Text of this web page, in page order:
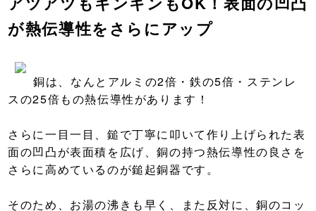
が熱伝導性をさらにアップ
銅は、なんとアルミの2倍・鉄の5倍・ステンレ
スの25倍もの熱伝導性があります！
さらに一目一目、鎚で丁寧に叩いて作り上げられた表
面の凹凸が表面積を広げ、銅の持つ熱伝導性の良さを
さらに高めているのが鎚起銅器です。
そのため、お湯の沸きも早く、また反対に、銅のコッ